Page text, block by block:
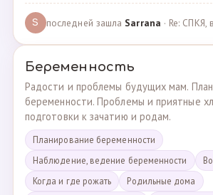
S последней зашла Sarrana · Re: СПКЯ,
Беременность
Радости и проблемы будущих мам.
беременности. Проблемы и приятные
подготовки к зачатию и родам.
Планирование беременности
Наблюдение, ведение беременности
Когда и где рожать
Родильные дома